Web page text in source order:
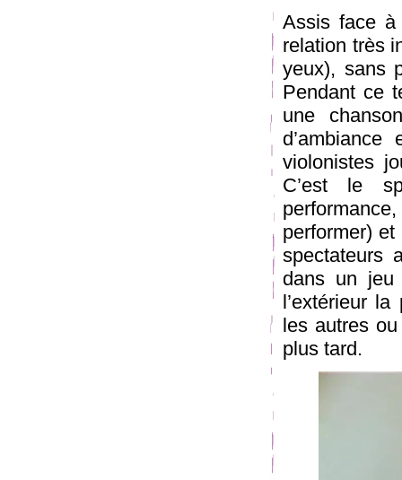
Assis face à
relation très
yeux), sans
Pendant ce
une
violonistes
C’est le
performer)
spectateurs
dans un jeu
l’extérieur
les autres
plus tard.